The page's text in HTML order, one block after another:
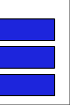
Cookies